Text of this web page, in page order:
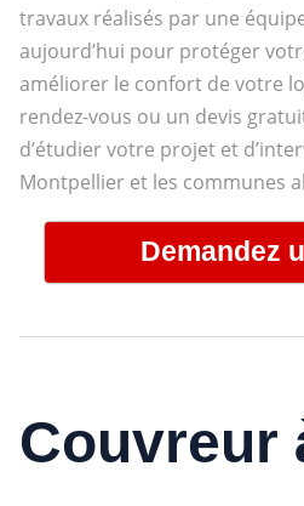
travaux réalisés par une
aujourd’hui pour protéger
améliorer le confort de votre
rendez-vous ou un devis
d’étudier votre projet et
Montpellier et les communes
Demandez
Couvreur